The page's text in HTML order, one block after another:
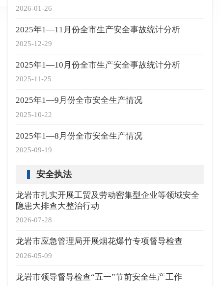
2026-01-26
2025-12-29
2025年1—11月份全市生产安全事故统计分析
2025-11-25
2025年1—10月份全市生产安全事故统计分析
2025-10-22
2025年1—9月份全市安全生产情况
2025-09-19
2025年1—8月份全市安全生产情况
安全执法
2026-07-28
龙岩市扎实开展工贸及劳动密集型企业等领域安全
隐患大排查大整治行动
2026-05-09
龙岩市应急管理局开展烟花爆竹专项督导检查
龙岩市领导督导检查“五一”节前安全生产工作